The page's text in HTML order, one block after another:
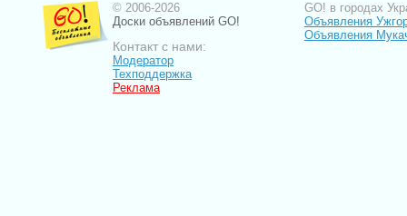
© 2006-2026
Доски объявлений GO!
Контакт с нами:
Модератор
Техподдержка
Реклама
GO! в городах
Объявления
Объявления